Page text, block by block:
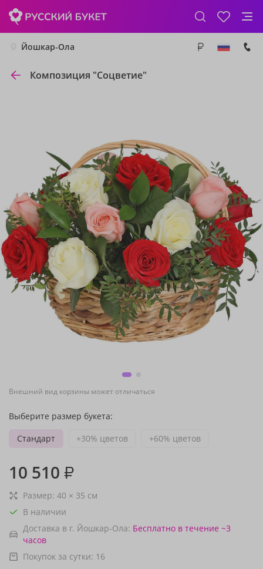
Йошкар-Ола
Композиция "Соцветие"
Внешний вид корзины может отличаться
Выберите размер букета:
Стандарт
+30% цветов +60% цветов
10 510 ₽
Размер: 40 × 35 см
В наличии
Доставка в г. Йошкар-Ола: Бесплатно в течение ~3
часов
Покупок за сутки: 16